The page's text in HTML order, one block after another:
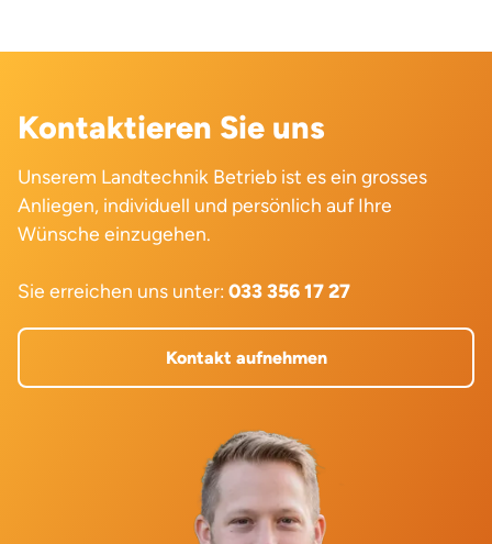
Kontaktieren Sie uns
Unserem Landtechnik Betrieb ist es ein grosses
Anliegen, individuell und persönlich auf Ihre
Wünsche einzugehen.
Sie erreichen uns unter: 033 356 17 27
Kontakt aufnehmen